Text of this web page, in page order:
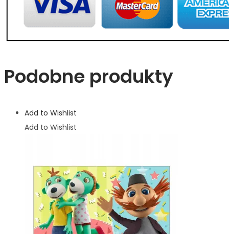
Podobne produkty
Add to Wishlist
Add to Wishlist